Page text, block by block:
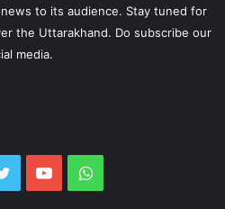
to its audience. Stay tuned for
the Uttarakhand. Do subscribe our
media.
Twitter YouTubeWhatsApp